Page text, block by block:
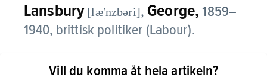
Lansbury [læʹnzbəri], George, 1859–
1940, brittisk politiker (Labour).
George Lansbury var medlem av underhuset
1910–12 och 1922–40 och minister i Ramsay
Vill du komma åt hela artikeln?